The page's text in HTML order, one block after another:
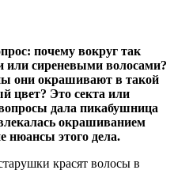
почему вокруг так
или сиреневыми волосами?
они окрашивают в такой
цвет? Это секта или
дала пикабушница
окрашиванием
нюансы этого дела.